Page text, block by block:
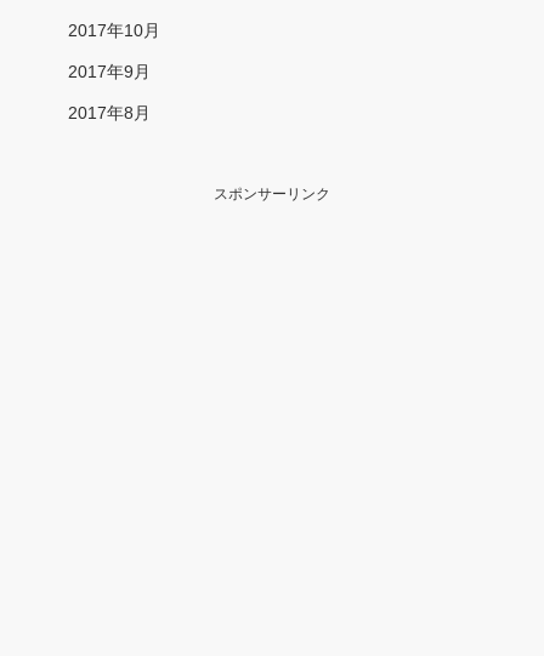
2017年10月
2017年9月
2017年8月
スポンサーリンク